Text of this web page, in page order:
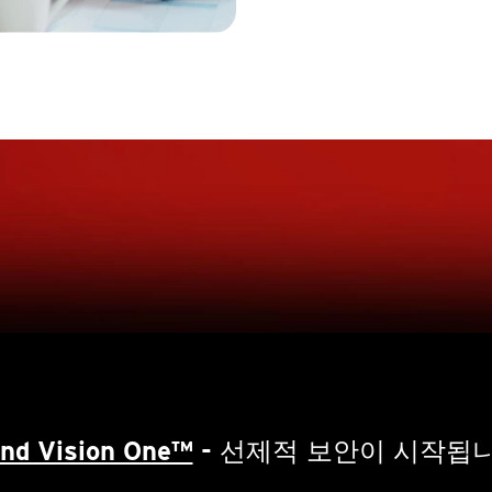
Vision One™ - 선제적 보안이 시작됩